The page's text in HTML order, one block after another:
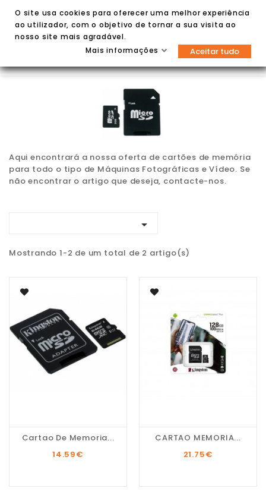

Aqui encontrará a nossa oferta de cartões de memória
para todo o tipo de Máquinas Fotográficas e Vídeo. Se
não encontrar o artigo que deseja, contacte-nos.

Mostrando 1-2 de um total de 2 artigo(s)
Cartao De Memoria...
14.59€
CARTAO MEMORIA...
21.75€
O site usa cookies para oferecer uma melhor experiência
ao utilizador, com o objetivo de tornar a sua visita ao
nosso site mais agradável.
Mais informações
Aceitar tudo